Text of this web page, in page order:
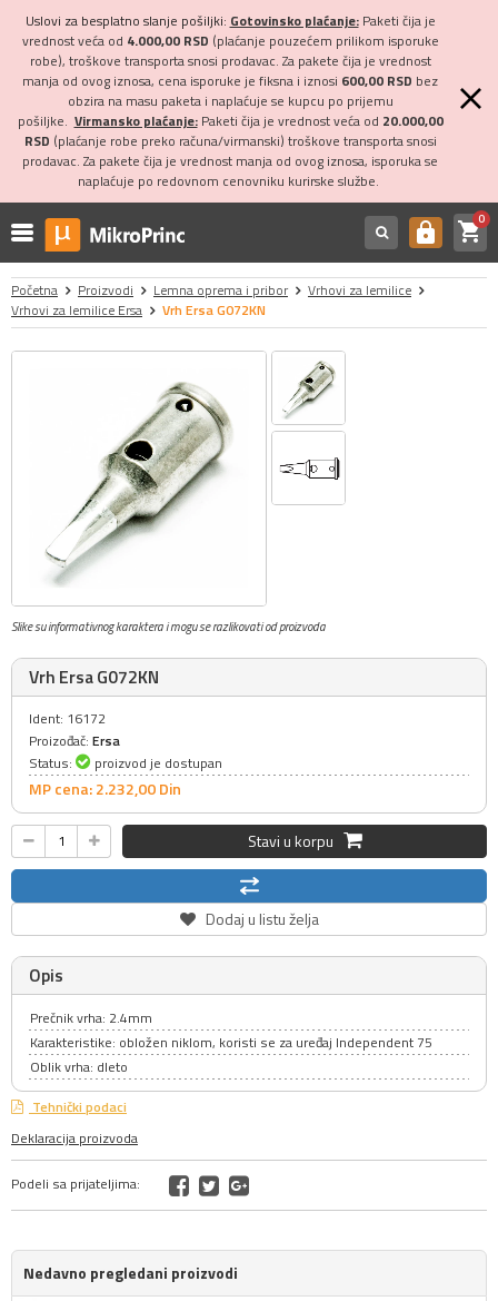
Uslovi za besplatno slanje pošiljki: Gotovinsko plaćanje:Paketi čija je
vrednost veća od 4.000,00 RSD (plaćanje pouzećem prilikom isporuke
robe), troškove transporta snosi prodavac. Za pakete čija je vrednost
manja od ovog iznosa, cena isporuke je fiksna i iznosi 600,00 RSD bez
obzira na masu paketa i naplaćuje se kupcu po prijemu
pošiljke. Virmansko plaćanje:Paketi čija je vrednost veća od 20.000,00
RSD (plaćanje robe preko računa/virmanski) troškove transporta snosi
prodavac. Za pakete čija je vrednost manja od ovog iznosa, isporuka se
naplaćuje po redovnom cenovniku kurirske službe.
https shopping_cart0
Početna Proizvodi Lemna oprema i pribor
Vrhovi za lemilice
Vrhovi za lemilice Ersa
Vrh Ersa G072KN
Slike su informativnog karaktera i mogu se razlikovati od proizvoda
Vrh Ersa G072KN
Ident: 16172
Proizođač: Ersa
Status:
proizvod je dostupan
MP cena: 2.232,00Din
Stavi u korpu
Dodaj u listu želja
Opis
Prečnik vrha: 2.4mm
Karakteristike: obložen niklom, koristi se za uređaj Independent 75
Oblik vrha: dleto
Tehnički podaci
Deklaracija proizvoda
Podeli sa prijateljima:
Nedavno pregledani proizvodi